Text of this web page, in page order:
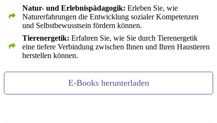
Natur- und Erlebnispädagogik: Erleben Sie, wie
Naturerfahrungen die Entwicklung sozialer Kompetenzen
und Selbstbewusstsein fördern können.
Tierenergetik: Erfahren Sie, wie Sie durch Tierenergetik
eine tiefere Verbindung zwischen Ihnen und Ihren Haustieren
herstellen können.
E-Books herunterladen